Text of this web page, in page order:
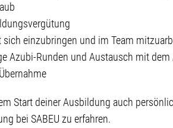
sich einzubringen und im Team
Azubi-Runden und Austausch mit
Start deiner Ausbildung auch
bei SABEU zu erfahren.